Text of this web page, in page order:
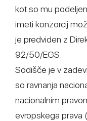
kot so mu
imeti konzorcij
je predviden z
92/50/EGS.
Sodišče je v
so ravnanja
nacionalnim
evropskega prava